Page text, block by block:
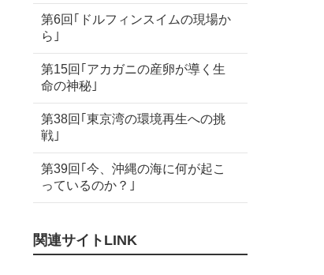
第6回｢ドルフィンスイムの現場か
ら｣
第15回｢アカガニの産卵が導く生
命の神秘｣
第38回｢東京湾の環境再生への挑
戦｣
第39回｢今、沖縄の海に何が起こ
っているのか？｣
関連サイトLINK